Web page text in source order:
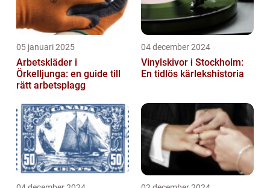
05 januari 2025
Arbetskläder i
Örkelljunga: en guide till
rätt arbetsplagg
04 december 2024
Vinylskivor i Stockholm:
En tidlös kärlekshistoria